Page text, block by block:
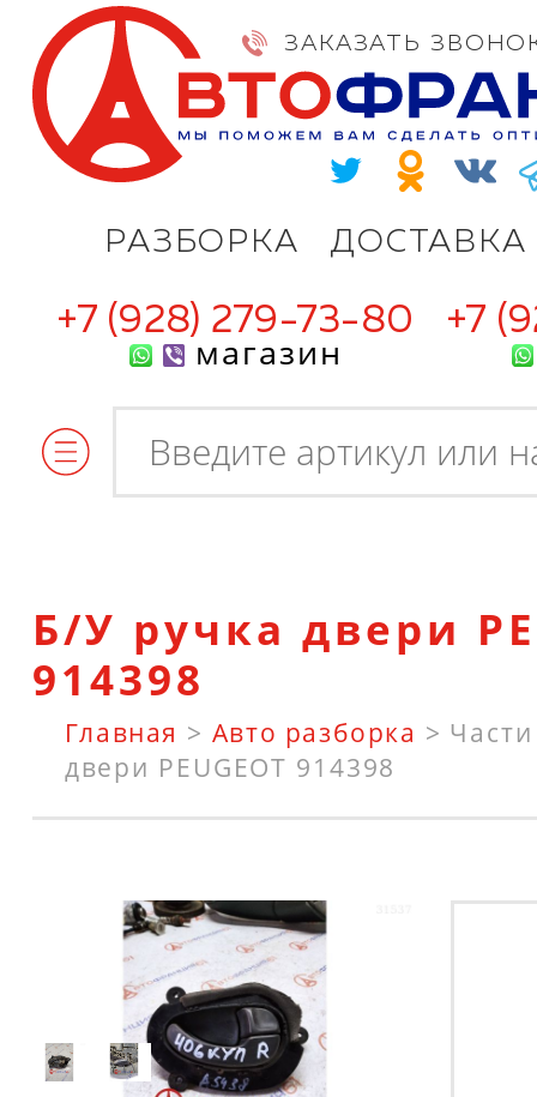
РАЗБОРКА ДОСТАВКА
ЗАКАЗАТЬ
+7 (928) 279-73-80
магазин
+7
Б/У ручка двери
914398
Главная > Авто разборка >
двери PEUGEOT 914398